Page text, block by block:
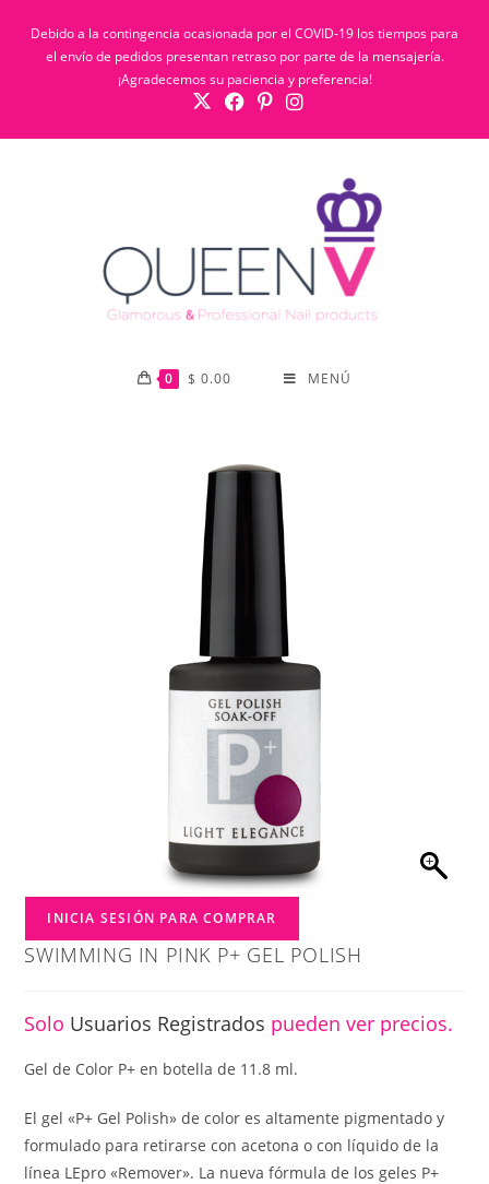
Debido a la contingencia ocasionada por el COVID-19 los tiempos para
el envío de pedidos presentan retraso por parte de la mensajería.
¡Agradecemos su paciencia y preferencia!
0 $ 0.00 MENÚ
INICIA SESIÓN PARA COMPRAR
SWIMMING IN PINK P+ GEL POLISH
Solo Usuarios Registrados pueden ver precios.
Gel de Color P+ en botella de 11.8 ml.
El gel «P+ Gel Polish» de color es altamente pigmentado y
formulado para retirarse con acetona o con líquido de la
línea LEpro «Remover». La nueva fórmula de los geles P+